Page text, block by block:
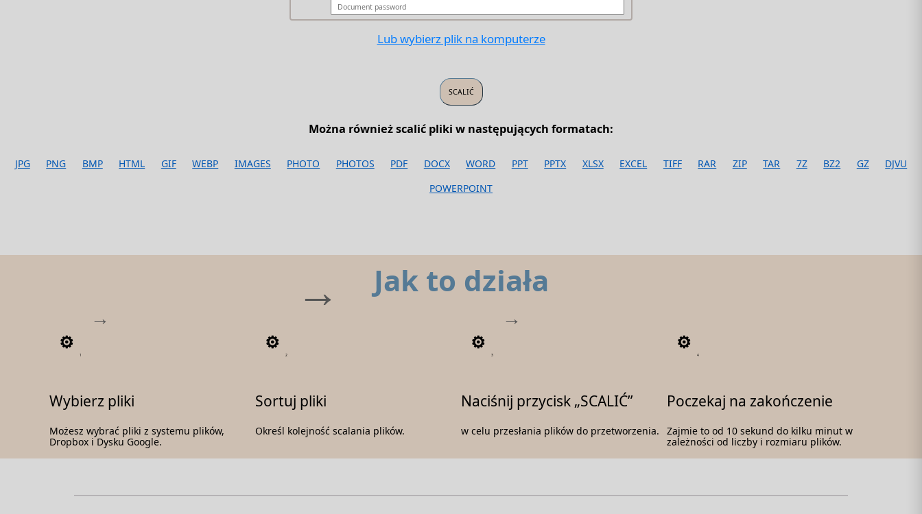
Lub wybierz plik na komputerze
Można również scalić pliki w następujących formatach:
JPG PNG BMP HTML GIF WEBP IMAGES PHOTO PHOTOS PDF DOCX WORD PPT PPTX XLSX EXCEL TIFF RAR ZIP TAR 7Z BZ2 GZ
DJVU
POWERPOINT
Jak to działa
1
Wybierz pliki
Możesz wybrać pliki z systemu plików,
Dropbox i Dysku Google.
2
Sortuj pliki
Określ kolejność scalania plików.
3
Naciśnij przycisk „SCALIĆ”
w celu przesłania plików do przetworzenia.
4
Poczekaj na zakończenie
Zajmie to od 10 sekund do kilku minut w
zależności od liczby i rozmiaru plików.